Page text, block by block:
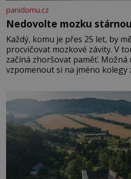
panidomu.cz
Nedovolte mozku
Každý, komu je přes 25 let, by
procvičovat mozkové závity. V
začíná zhoršovat paměť. Možná
vzpomenout si na jméno kolegy
Je to opravdu tak, s věkem jako
rozhodla stávkovat. Cvičte